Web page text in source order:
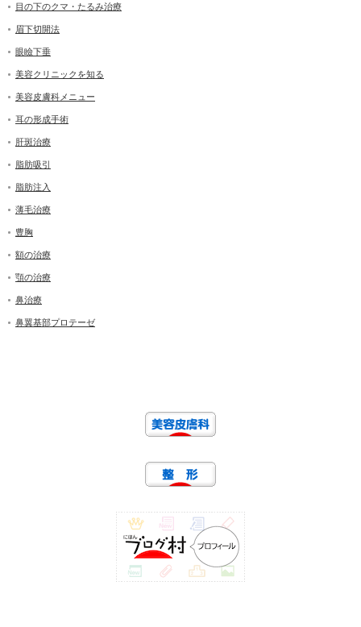
目の下のクマ・たるみ治療
眉下切開法
眼瞼下垂
美容クリニックを知る
美容皮膚科メニュー
耳の形成手術
肝斑治療
脂肪吸引
脂肪注入
薄毛治療
豊胸
額の治療
顎の治療
鼻治療
鼻翼基部プロテーゼ